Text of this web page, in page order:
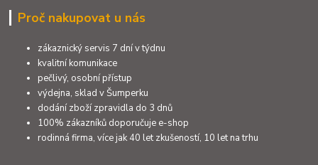
Proč nakupovat u nás
zákaznický servis 7 dní v týdnu
kvalitní komunikace
pečlivý, osobní přístup
výdejna, sklad v Šumperku
dodání zboží zpravidla do 3 dnů
100% zákazníků doporučuje e-shop
rodinná firma, více jak 40 let zkušeností, 10 let na trhu